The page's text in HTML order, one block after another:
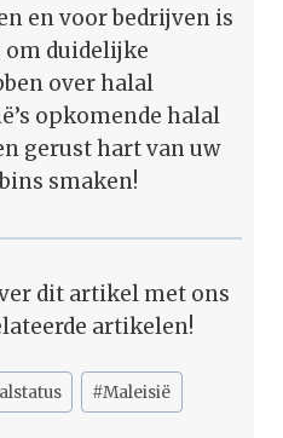
en voor bedrijven is
om duidelijke
over halal
opkomende halal
gerust hart van uw
smaken!
dit artikel met ons
artikelen!
#Maleisië